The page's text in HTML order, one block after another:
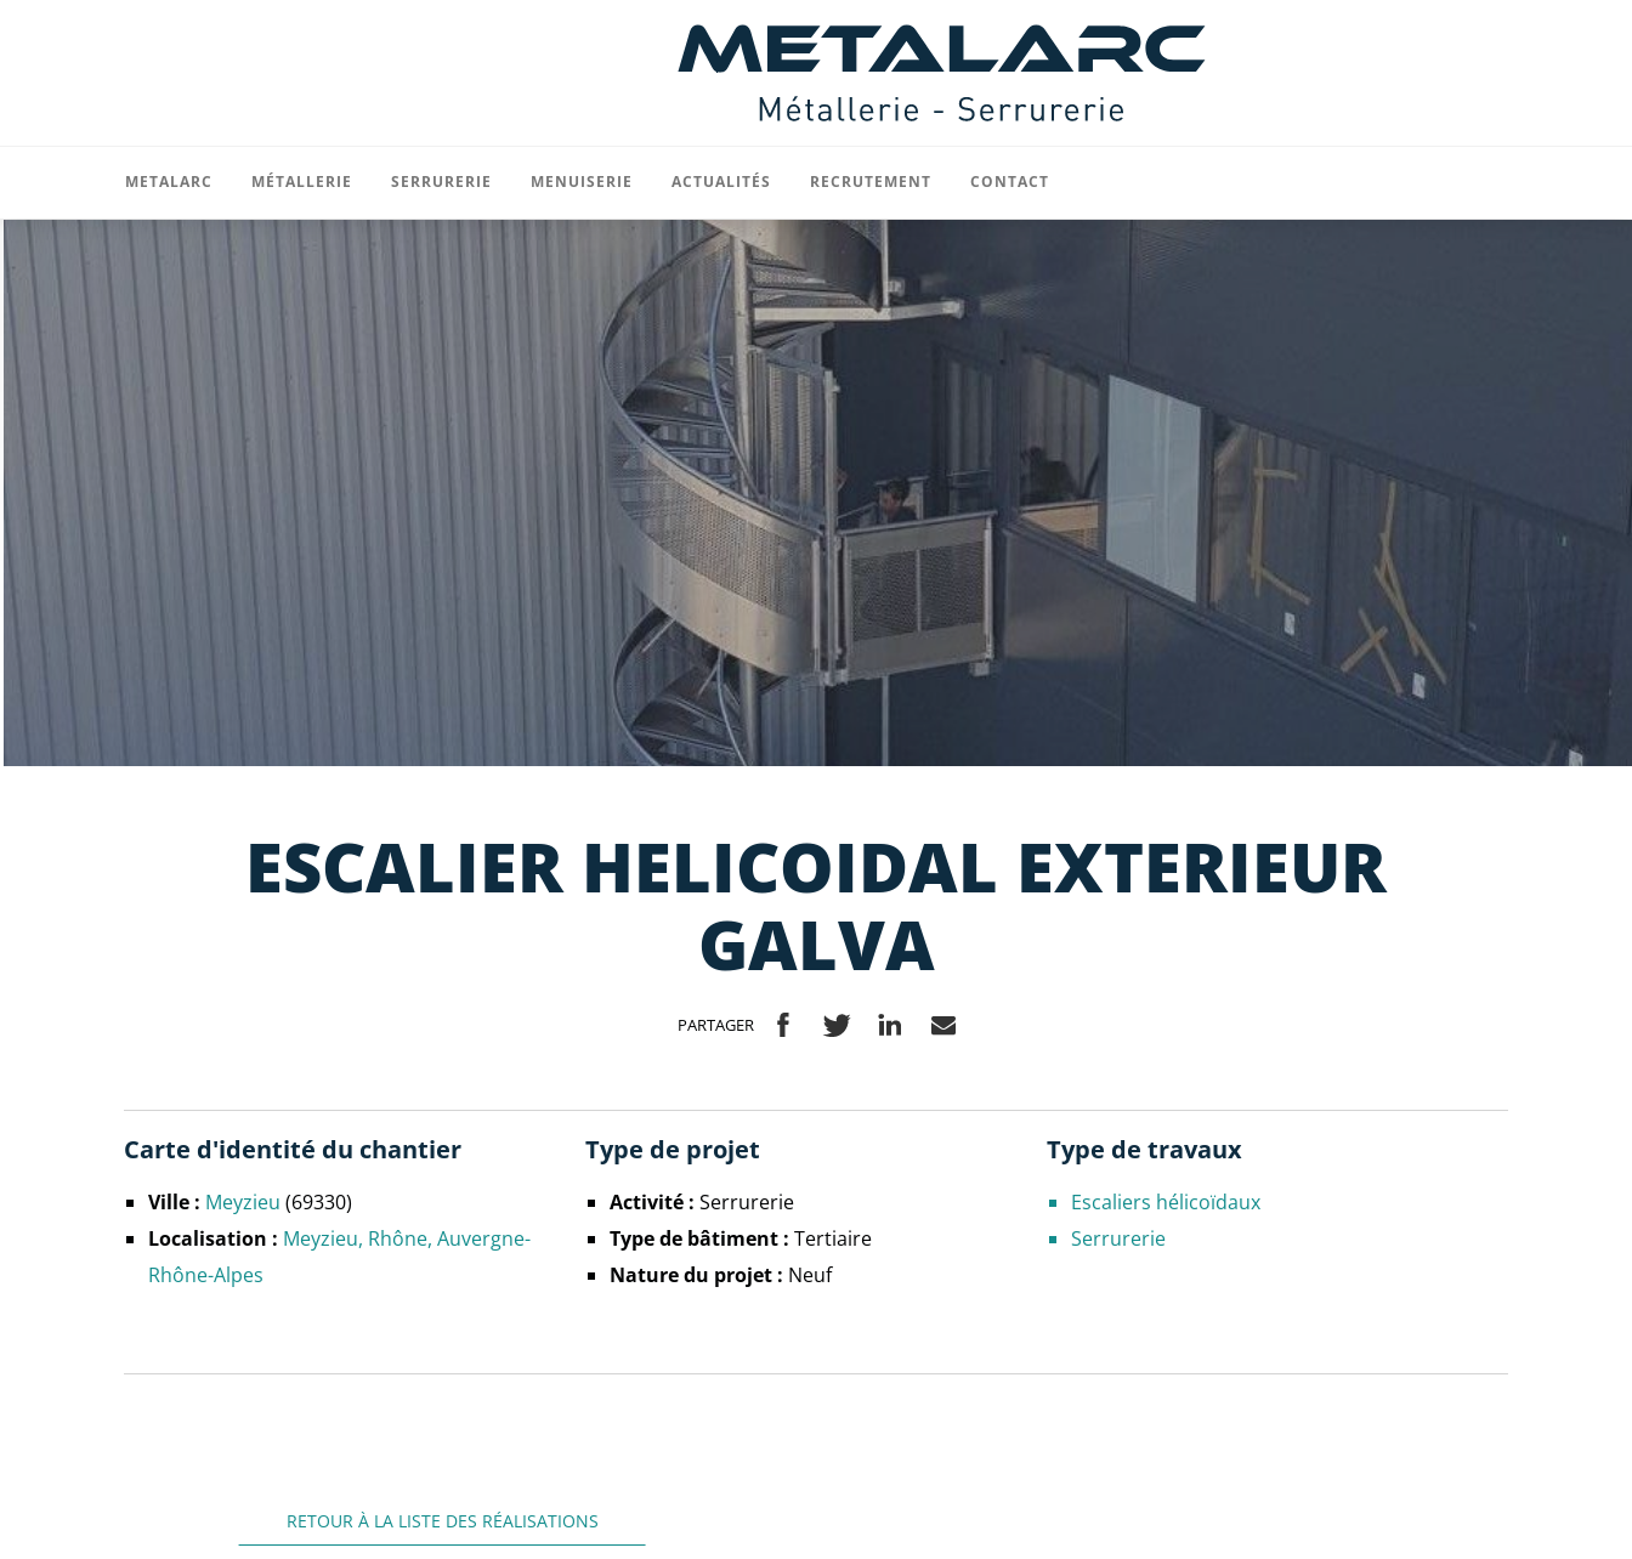
METALARC
Nos réalisations
MÉTALLERIE SERRURERIE
Protections et cloisons
Brise-vue et grilles de ventilation
MENUISERIE
Menuiserie acier
Menuiserie aluminium / mur rideau
Rideaux et portes sectionnelles
Divers
ACTUALITÉS RECRUTEMENT CONTACT
ESCALIER HELICOIDAL EXTERIEUR
GALVA
PARTAGER
Carte d'identité du chantier
Ville : Meyzieu (69330)
Localisation : Meyzieu Rhône Auvergne-
Rhône-Alpes
Type de projet
Activité : Serrurerie
Type de bâtiment : Tertiaire
Nature du projet : Neuf
Type de travaux
Escaliers hélicoïdaux
Serrurerie
RETOUR À LA LISTE DES RÉALISATIONS